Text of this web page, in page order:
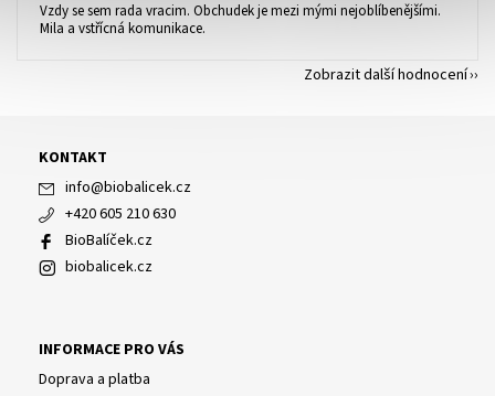
Vzdy se sem rada vracim. Obchudek je mezi mými nejoblíbenějšími.
Mila a vstřícná komunikace.
Zobrazit další hodnocení
KONTAKT
info@biobalicek.cz
+420 605 210 630
BioBalíček.cz
biobalicek.cz
INFORMACE PRO VÁS
Doprava a platba